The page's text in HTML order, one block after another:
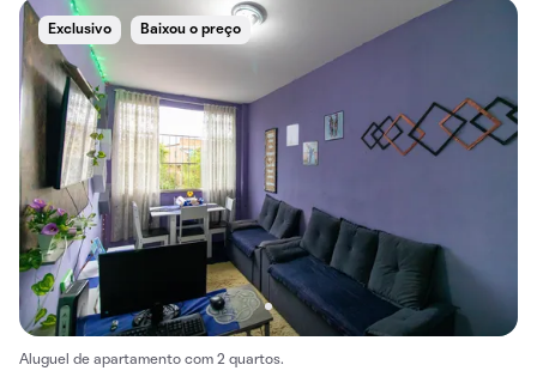
Exclusivo Baixou o preço
Aluguel de apartamento com 2 quartos.